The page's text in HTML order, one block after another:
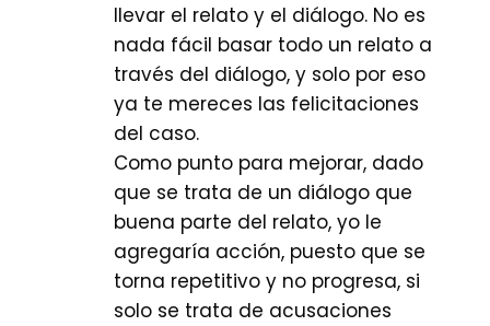
llevar el relato y el diálogo. No es
nada fácil basar todo un relato a
través del diálogo, y solo por eso
ya te mereces las felicitaciones
del caso.
Como punto para mejorar, dado
que se trata de un diálogo que
buena parte del relato, yo le
agregaría acción, puesto que se
torna repetitivo y no progresa, si
solo se trata de acusaciones